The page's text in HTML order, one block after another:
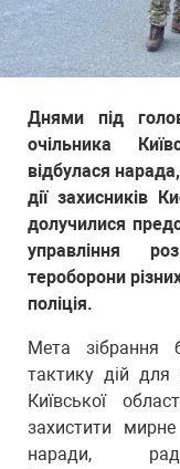
Днями під
очільника
відбулася
дії захисників
долучилися
управління
тероборони
поліція.
Мета зібрання
тактику дій для
Київської
захистити
наради,